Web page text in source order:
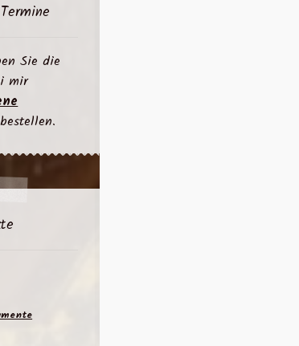
Sie die
mir